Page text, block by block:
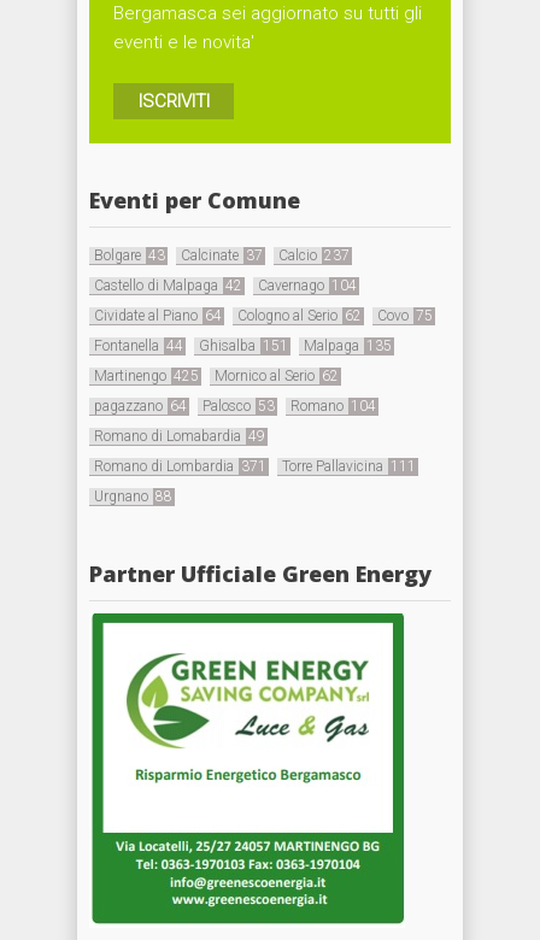
Bergamasca sei aggiornato su tutti gli
eventi e le novita'
ISCRIVITI
Eventi per Comune
Bolgare 43 Calcinate 37 Calcio 237
Castello di Malpaga 42 Cavernago 104
Cividate al Piano 64 Cologno al Serio 62 Covo 75
Fontanella 44 Ghisalba 151 Malpaga 135
Martinengo 425 Mornico al Serio 62
pagazzano 64 Palosco 53 Romano 104
Romano di Lomabardia 49
Romano di Lombardia 371 Torre Pallavicina 111
Urgnano 88
Partner Ufficiale Green Energy